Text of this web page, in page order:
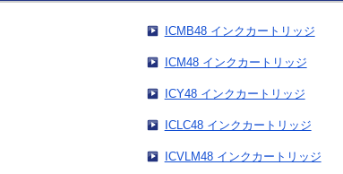
ICMB48 インクカートリッジ
ICM48 インクカートリッジ
ICY48 インクカートリッジ
ICLC48 インクカートリッジ
ICVLM48 インクカートリッジ